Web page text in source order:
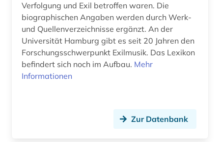
Verfolgung und Exil betroffen waren. Die
biographischen Angaben werden durch Werk-
und Quellenverzeichnisse ergänzt. An der
Universität Hamburg gibt es seit 20 Jahren den
Forschungsschwerpunkt Exil­mu­sik. Das Lexikon
befindert sich noch im Aufbau. Mehr
Informationen
Zur Datenbank